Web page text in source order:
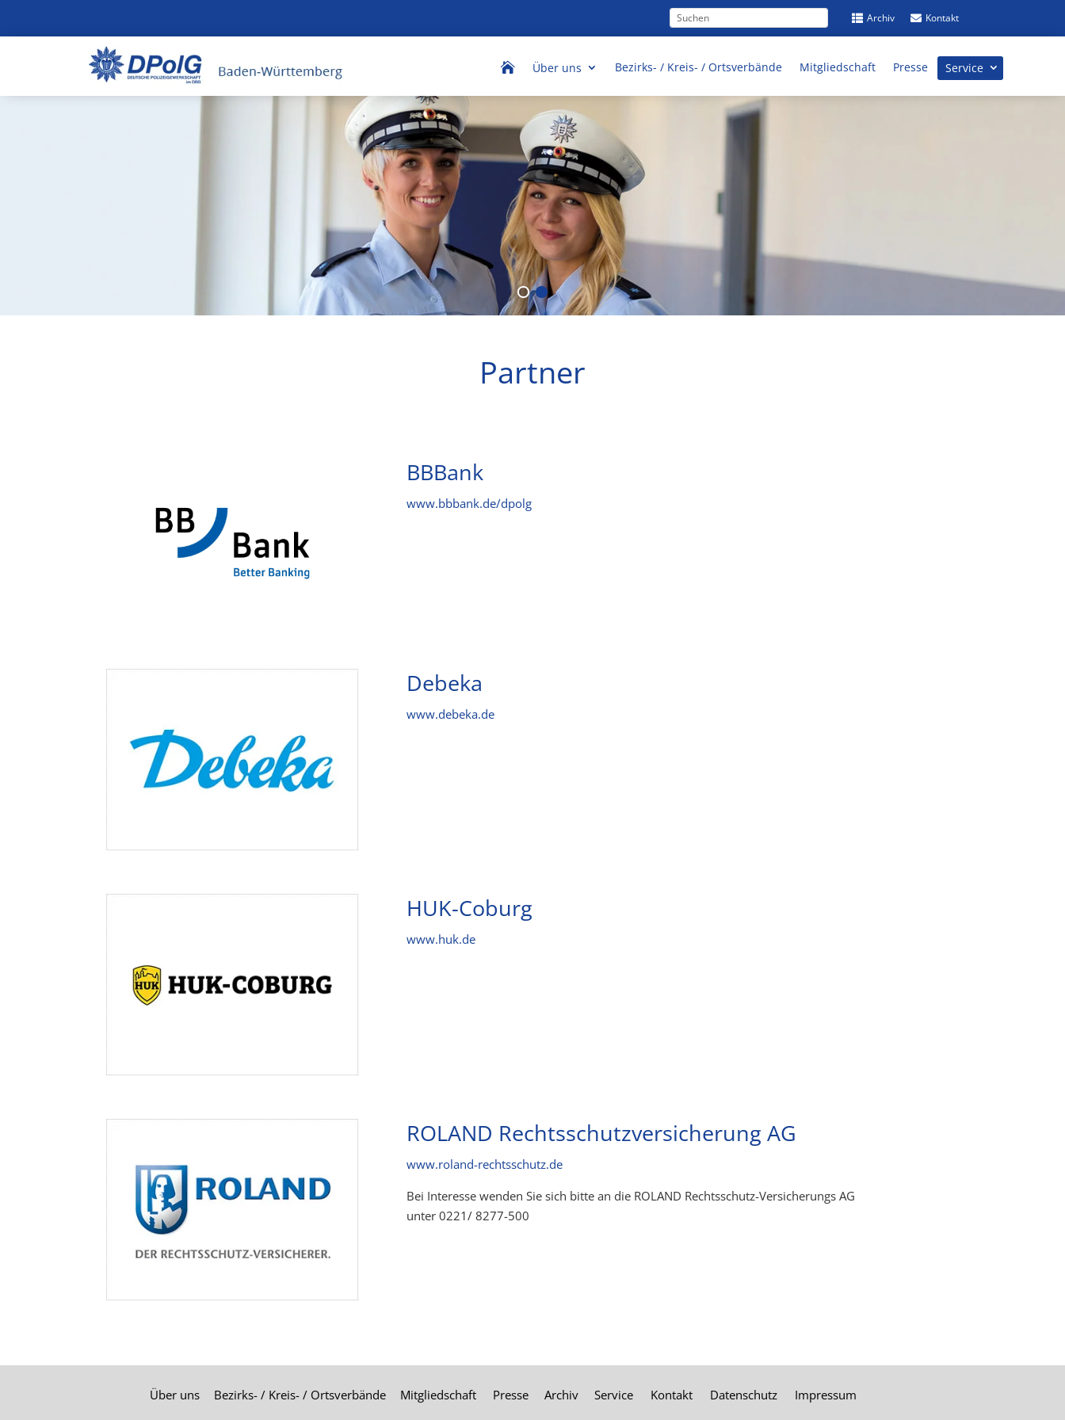
 Kontakt
 Archiv
 Über uns Bezirks- / Kreis- / Ortsverbände Mitgliedschaft Presse Service
Partner
BBBank
www.bbbank.de/dpolg
Debeka
www.debeka.de
HUK-Coburg
www.huk.de
ROLAND Rechtsschutzversicherung AG
www.roland-rechtsschutz.de
Bei Interesse wenden Sie sich bitte an die ROLAND Rechtsschutz-Versicherungs AG
unter 0221/ 8277-500
Über uns Bezirks- / Kreis- / Ortsverbände Mitgliedschaft Presse Archiv Service Kontakt Datenschutz Impressum